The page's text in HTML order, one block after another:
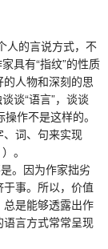
的言说方式，不
具有“指纹”的性质
人物和深刻的思
谈“语言”，谈谈
作不是这样的。
词、句来实现
。
。因为作家拙劣
事。所以，价值
是能够透露出作
言方式常常呈现